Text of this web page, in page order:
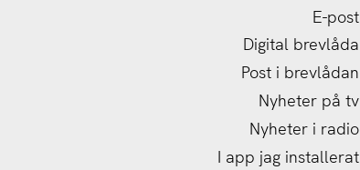
I app jag installerat
Nyheter i radio
Nyheter på tv
Post i brevlådan
Digital brevlåda
E-post